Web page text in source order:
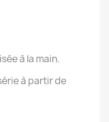
à la main.
à partir de